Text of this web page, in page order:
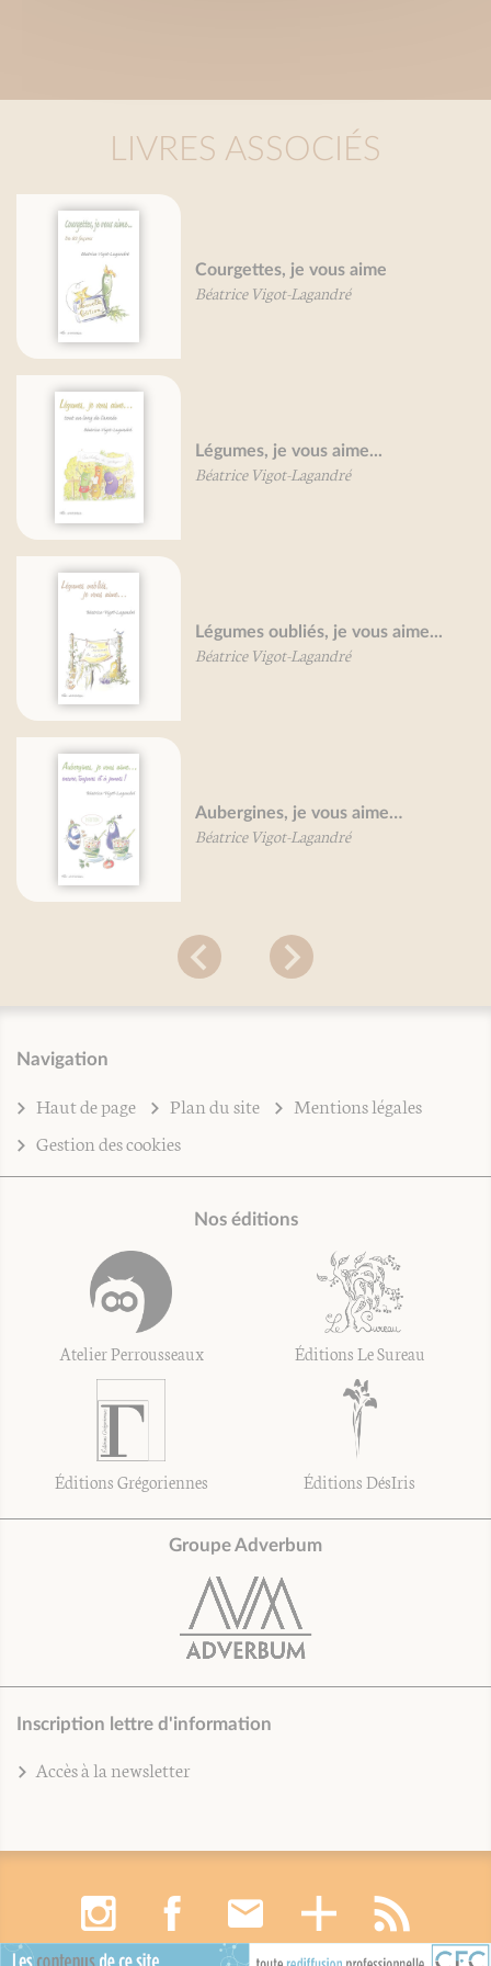
LIVRES ASSOCIÉS
Courgettes, je vous aime
Béatrice Vigot-Lagandré
Légumes, je vous aime...
Béatrice Vigot-Lagandré
Légumes oubliés, je vous aime...
Béatrice Vigot-Lagandré
Aubergines, je vous aime…
Béatrice Vigot-Lagandré
Navigation
Haut de page Plan du site
Mentions légales
Gestion des cookies
Nos éditions
Atelier Perrousseaux Éditions Le Sureau
Éditions Grégoriennes Éditions DésIris
Groupe Adverbum
Inscription lettre d'information
Accès à la newsletter